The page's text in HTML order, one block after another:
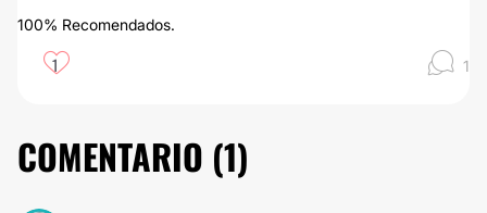
100% Recomendados.
1 1
COMENTARIO (1)